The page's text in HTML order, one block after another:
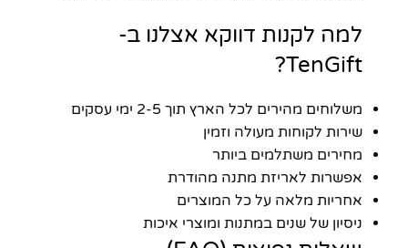
למה לקנות דווקא אצלנו ב-
TenGift?
משלוחים מהירים לכל הארץ תוך 2-5 ימי עסקים
שירות לקוחות מעולה וזמין
מחירים משתלמים ביותר
אפשרות לאריזת מתנה מהודרת
אחריות מלאה על כל המוצרים
ניסיון של שנים במתנות ומוצרי איכות